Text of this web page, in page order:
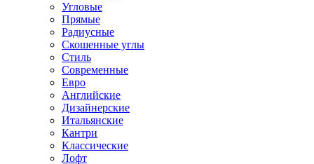
Угловые
Прямые
Радиусные
Скошенные углы
Стиль
Современные
Евро
Английские
Дизайнерские
Итальянские
Кантри
Классические
Лофт